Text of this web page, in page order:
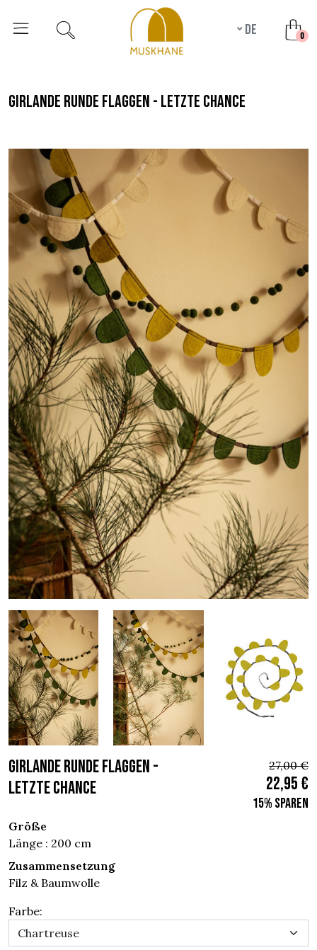
de 0
girlande runde flaggen - letzte chance
GIRLANDE RUNDE FLAGGEN -
Letzte chance
27,00 €
22,95 €
15% sparen
Größe
Länge : 200 cm
Zusammensetzung
Filz & Baumwolle
Farbe: